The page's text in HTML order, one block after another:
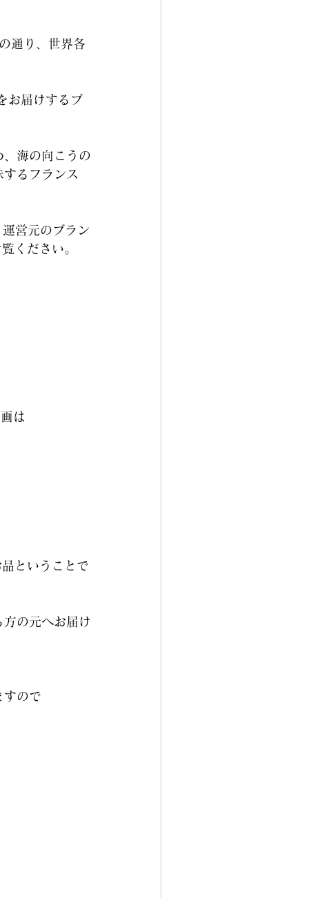
通り、世界各
お届けするブ
海の向こうの
るフランス
運営元のブラン
ください。
は
ということで
の元へお届け
すので